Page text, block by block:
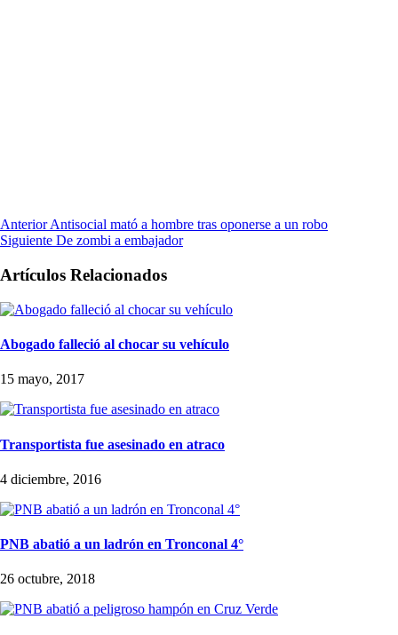
Anterior Antisocial mató a hombre tras oponerse a un robo
Siguiente De zombi a embajador
Artículos Relacionados
Abogado falleció al chocar su vehículo
15 mayo, 2017
Transportista fue asesinado en atraco
4 diciembre, 2016
PNB abatió a un ladrón en Tronconal 4°
26 octubre, 2018